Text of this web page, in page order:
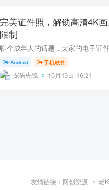
完美证件照，解锁高清4K
限制！
Android 手机软件
探码先锋 10月19日 16:21
友情链接： 网创资源 老